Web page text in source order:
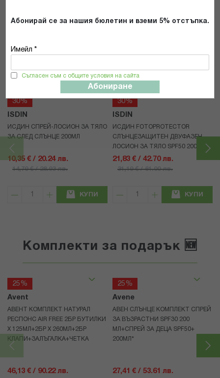
Абонирай се за нашия бюлетин и вземи 5% отстъпка.
Имейл *
Съгласен съм с общите условия на сайта
Абониране
30%
ISDIN
ИСДИН СПРЕЙ-ЛОСИОН ЗА ТЯЛО
ЗА СЛЕД СЛЪНЦЕ 200МЛ
10,35 € / 20.24 лв.
14,79 € / 28.93 лв.
КУПИ
30%
ISDIN
ИСДИН FOTOPROTECTOR
СЛЪНЦЕЗАЩИТЕН ДВУФАЗЕН
ЛОСИОН ЗА ТЯЛО SPF50 200МЛ
21,83 € / 42.70 лв.
31,19 € / 61.00 лв.
КУПИ
Комплекти за подарък 🆕
25%
Avent
АВЕНТ КОМПЛЕКТ НАТУРАЛ
РЕСПОНС AIR FREE 2БР БУТИЛКИ
Х 125МЛ+2БР Х 260МЛ+2БР
КЛАПИ+ЗАЛЪГАЛКА+ЧЕТКА
46,13 € / 90.22 лв.
25%
Avene
АВЕН СЛЪНЦЕ КОМПЛЕКТ СПРЕЙ
ЗА ВЪЗРАСТНИ SPF30 200
МЛ+СПРЕЙ ЗА ДЕЦА SPF50+
200МЛ*
27,41 € / 53.61 лв.